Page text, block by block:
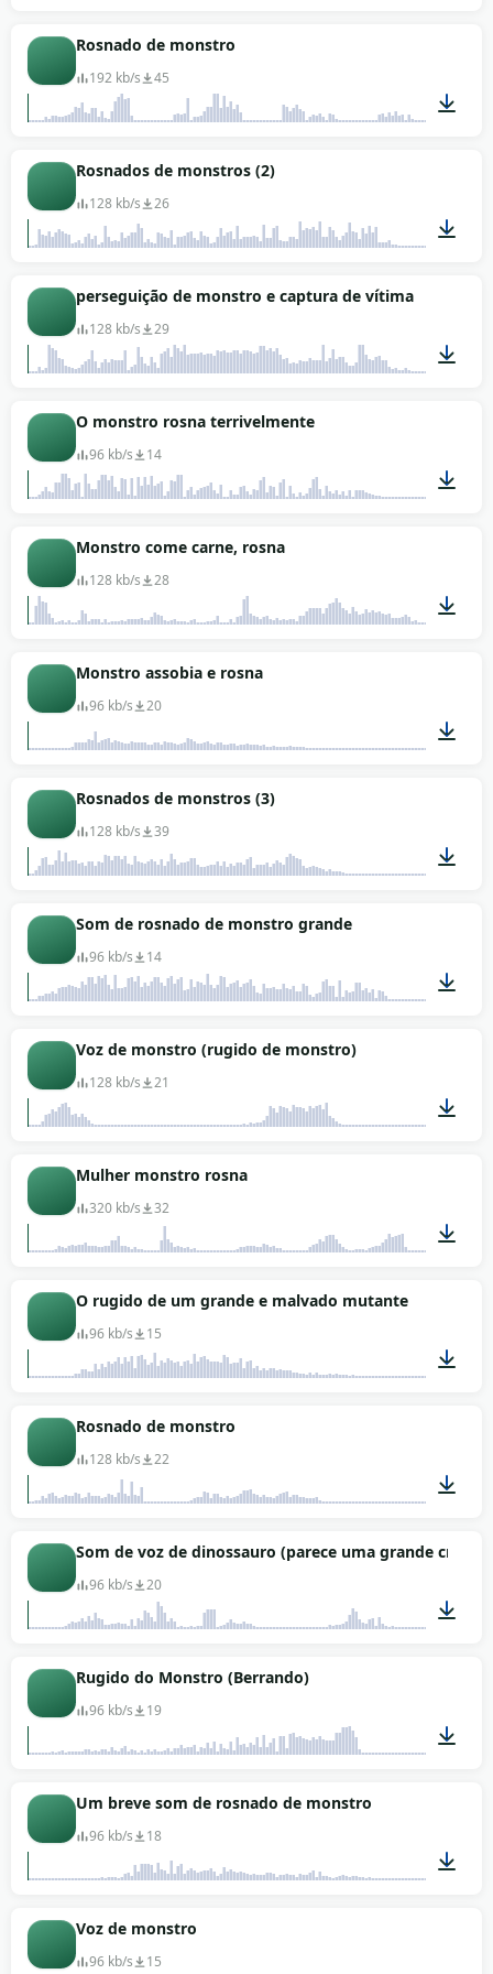
Rosnado de monstro
192 kb/s 45
Rosnados de monstros (2)
128 kb/s 26
perseguição de monstro e captura de vítima
128 kb/s 29
O monstro rosna terrivelmente
96 kb/s 14
Monstro come carne, rosna
128 kb/s 28
Monstro assobia e rosna
96 kb/s 20
Rosnados de monstros (3)
128 kb/s 39
Som de rosnado de monstro grande
96 kb/s 14
Voz de monstro (rugido de monstro)
128 kb/s 21
Mulher monstro rosna
320 kb/s 32
O rugido de um grande e malvado mutante
96 kb/s 15
Rosnado de monstro
128 kb/s 22
00:19
Som de voz de dinossauro (parece uma grande
96 kb/s 20
Rugido do Monstro (Berrando)
96 kb/s 19
Um breve som de rosnado de monstro
96 kb/s 18
Voz de monstro
96 kb/s 15